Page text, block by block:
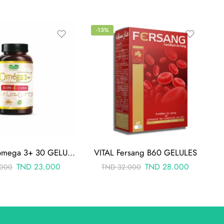
THERAPIA omega 3+ 30 GELULES
TND 23.000
-13%
VITAL Fersang B60 GELULES
TND32.000 TND 28.000